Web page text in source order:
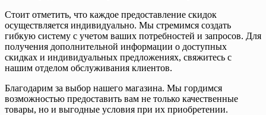
Стоит отметить, что каждое предоставление скидок
осуществляется индивидуально. Мы стремимся создать
гибкую систему с учетом ваших потребностей и запросов. Для
получения дополнительной информации о доступных
скидках и индивидуальных предложениях, свяжитесь с
нашим отделом обслуживания клиентов.
Благодарим за выбор нашего магазина. Мы гордимся
возможностью предоставить вам не только качественные
товары, но и выгодные условия при их приобретении.